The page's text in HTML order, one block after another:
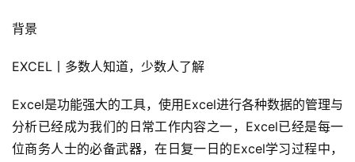
背景
EXCEL丨多数人知道，少数人了解
Excel是功能强大的工具，使用Excel进行各种数据的管理与
分析已经成为我们的日常工作内容之一，Excel已经是每一
位商务人士的必备武器，在日复一日的Excel学习过程中，